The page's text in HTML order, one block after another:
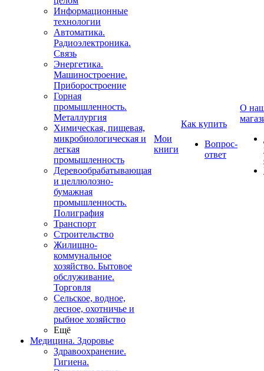
Информационные
технологии
Автоматика.
Радиоэлектроника.
Связь
Энергетика.
Машиностроение.
Приборостроение
Горная
промышленность.
Металлургия
Химическая, пищевая,
микробиологическая и
легкая
промышленность
Деревообрабатывающая
и целлюлозно-
бумажная
промышленность.
Полиграфия
Транспорт
Строительство
Жилищно-
коммунальное
хозяйство. Бытовое
обслуживание.
Торговля
Сельское, водное,
лесное, охотничье и
рыбное хозяйство
Ещё
Медицина. Здоровье
Здравоохранение.
Гигиена.
Мои
книги
Как купить
Вопрос-
ответ
О